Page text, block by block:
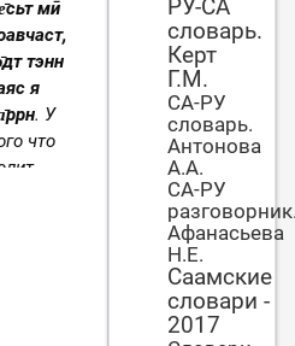
мӣ
тэнн
я
. У
что
РУ-СА
словарь.
Керт
Г.М.
СА-РУ
словарь.
Антонова
А.А.
СА-РУ
Афанасьева
Н.Е.
Саамские
словари -
2017